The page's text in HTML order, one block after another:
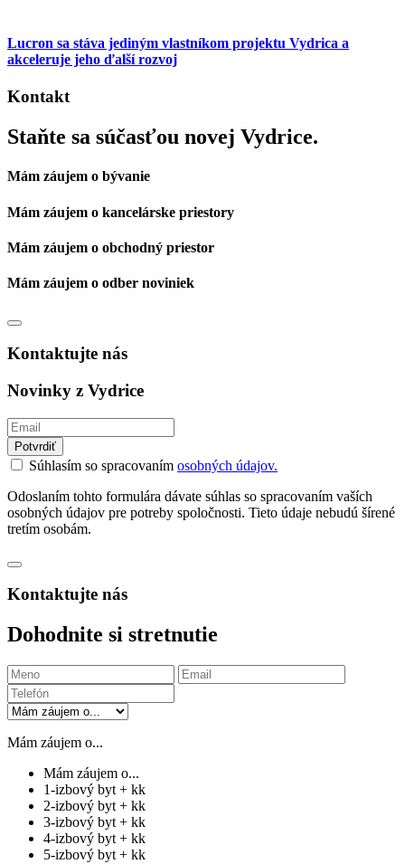
Lucron sa stáva jediným vlastníkom projektu Vydrica a
akceleruje jeho ďalší rozvoj
Kontakt
Staňte sa súčasťou novej Vydrice.
Mám záujem o bývanie
Mám záujem o kancelárske priestory
Mám záujem o obchodný priestor
Mám záujem o odber noviniek
Kontaktujte nás
Novinky z Vydrice
Potvrdiť
Súhlasím so spracovaním osobných údajov.
Odoslaním tohto formulára dávate súhlas so spracovaním vaších
osobných údajov pre potreby spoločnosti. Tieto údaje nebudú šírené
tretím osobám.
Kontaktujte nás
Dohodnite si stretnutie
Mám záujem o...
Mám záujem o...
1-izbový byt + kk
2-izbový byt + kk
3-izbový byt + kk
4-izbový byt + kk
5-izbový byt + kk